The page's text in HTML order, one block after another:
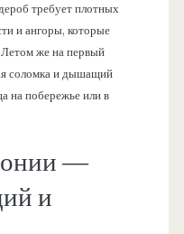
требует плотных
и ангоры, которые
Летом же на первый
соломка и дышащий
на побережье или в
—
и